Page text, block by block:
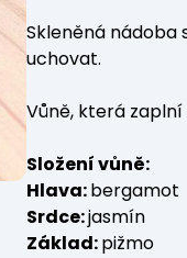
Skleněná nádoba
uchovat.
Vůně, která
Složení vůně:
Hlava:bergamot
Srdce:jasmín
Základ:pižmo